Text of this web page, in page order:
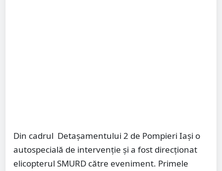
Din cadrul Detașamentului 2 de Pompieri Iași o
autospecială de intervenție și a fost direcționat
elicopterul SMURD către eveniment. Primele